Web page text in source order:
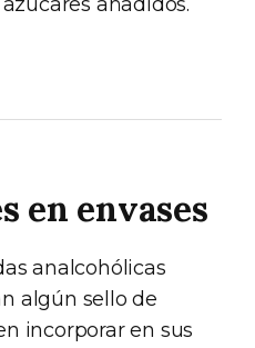
en envases
analcohólicas
algún sello de
incorporar en sus